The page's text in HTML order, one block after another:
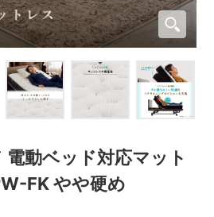
動ベッド対応マット
FK やや硬め